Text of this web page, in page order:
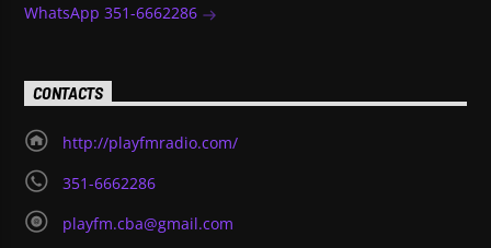
WhatsApp 351-6662286
CONTACTS
http://playfmradio.com/
351-6662286
playfm.cba@gmail.com